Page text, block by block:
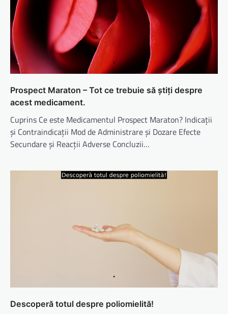
Prospect Maraton – Tot ce trebuie să știți despre
acest medicament.
Cuprins Ce este Medicamentul Prospect Maraton? Indicații
și Contraindicații Mod de Administrare și Dozare Efecte
Secundare și Reacții Adverse Concluzii…
Descoperă totul despre poliomielită!